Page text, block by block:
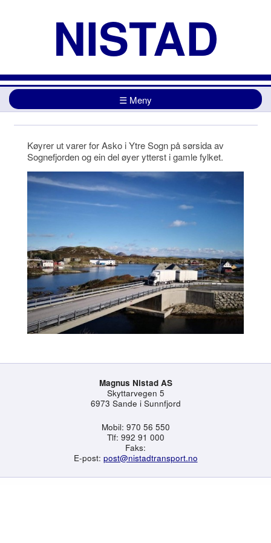
NISTAD
Om oss Kundar
☰ Meny
Køyrer ut varer for Asko i Ytre Sogn på sørsida av
Sognefjorden og ein del øyer ytterst i gamle fylket.
Magnus Nistad AS
Skyttarvegen 5
6973 Sande i Sunnfjord
Mobil: 970 56 550
Tlf: 992 91 000
Faks:
E-post: post@nistadtransport.no